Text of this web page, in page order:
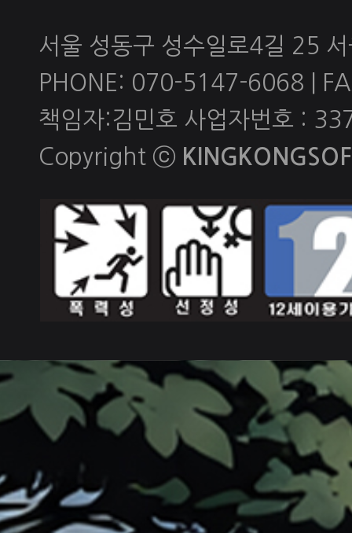
서울 성동구 성수일로4길 25
PHONE: 070-5147-6068 |
책임자:김민호 사업자번호 :
Copyright ⓒ